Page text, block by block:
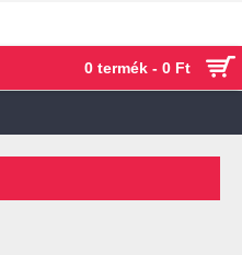
0 termék - 0 Ft